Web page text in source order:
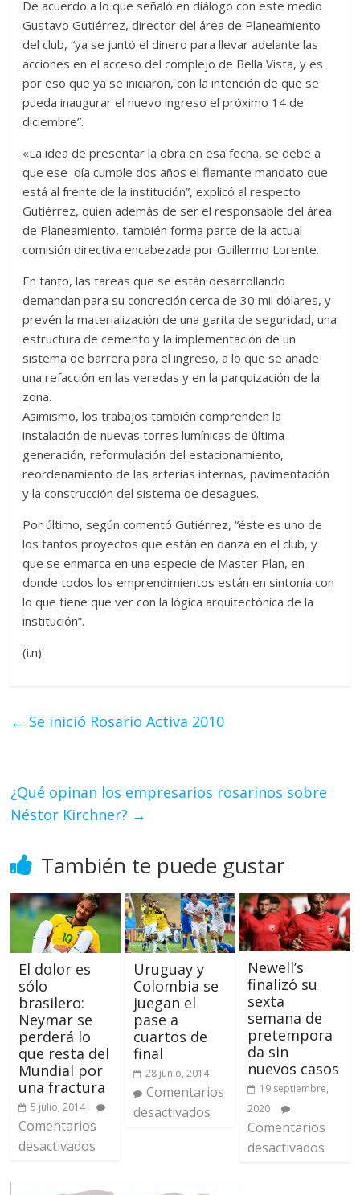
De acuerdo a lo que señaló en diálogo con este medio
Gustavo Gutiérrez, director del área de Planeamiento
del club, “ya se juntó el dinero para llevar adelante las
acciones en el acceso del complejo de Bella Vista, y es
por eso que ya se iniciaron, con la intención de que se
pueda inaugurar el nuevo ingreso el próximo 14 de
diciembre”.
«La idea de presentar la obra en esa fecha, se debe a
que ese día cumple dos años el flamante mandato que
está al frente de la institución”, explicó al respecto
Gutiérrez, quien además de ser el responsable del área
de Planeamiento, también forma parte de la actual
comisión directiva encabezada por Guillermo Lorente.
En tanto, las tareas que se están desarrollando
demandan para su concreción cerca de 30 mil dólares, y
prevén la materialización de una garita de seguridad, una
estructura de cemento y la implementación de un
sistema de barrera para el ingreso, a lo que se añade
una refacción en las veredas y en la parquización de la
zona.
Asimismo, los trabajos también comprenden la
instalación de nuevas torres lumínicas de última
generación, reformulación del estacionamiento,
reordenamiento de las arterias internas, pavimentación
y la construcción del sistema de desagues.
Por último, según comentó Gutiérrez, “éste es uno de
los tantos proyectos que están en danza en el club, y
que se enmarca en una especie de Master Plan, en
donde todos los emprendimientos están en sintonía con
lo que tiene que ver con la lógica arquitectónica de la
institución”.
(i.n)
← Se inició Rosario Activa 2010
¿Qué opinan los empresarios rosarinos sobre
Néstor Kirchner? →
También te puede gustar
El dolor es
sólo
brasilero:
Neymar se
perderá lo
que resta del
Mundial por
una fractura
5 julio, 2014
Comentarios
desactivados
Uruguay y
Colombia se
juegan el
pase a
cuartos de
final
28 junio, 2014
Comentarios
desactivados
Newell’s
finalizó su
sexta
semana de
pretempora
da sin
nuevos casos
19 septiembre,
2020
Comentarios
desactivados